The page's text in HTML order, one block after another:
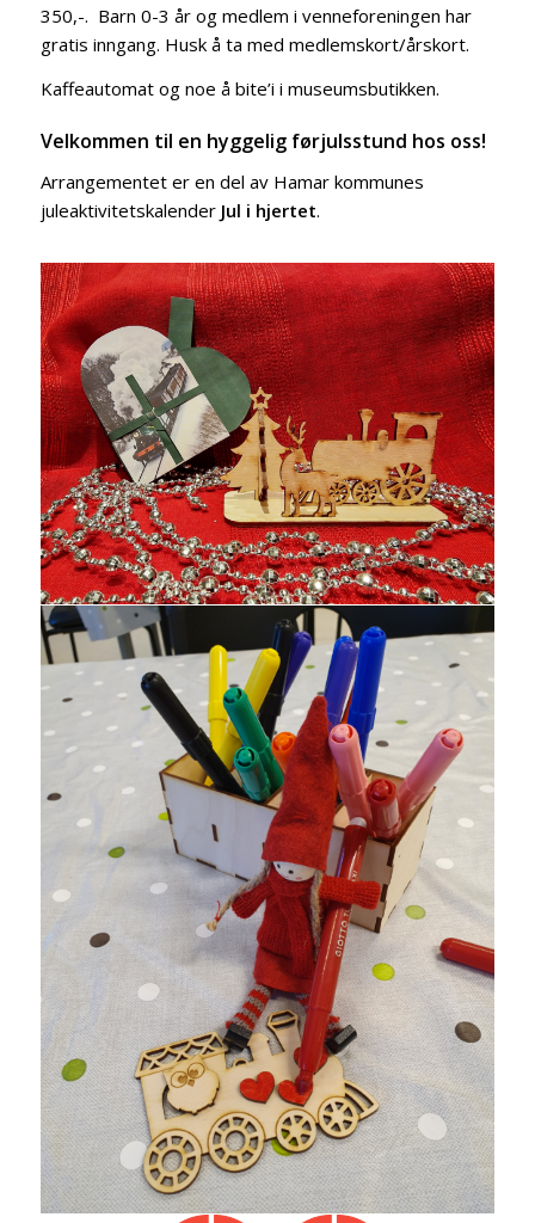
350,-. Barn 0-3 år og medlem i venneforeningen har
gratis inngang. Husk å ta med medlemskort/årskort.
Kaffeautomat og noe å bite’i i museumsbutikken.
Velkommen til en hyggelig førjulsstund hos oss!
Arrangementet er en del av Hamar kommunes
juleaktivitetskalender Jul i hjertet.